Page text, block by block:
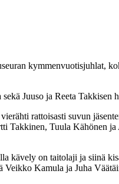
kymmenvuotisjuhlat,
Juuso ja Reeta Takkisen
rattoisasti suvun
Tuula Kähönen
kävely on taitolaji ja siinä
Kamula ja Juha